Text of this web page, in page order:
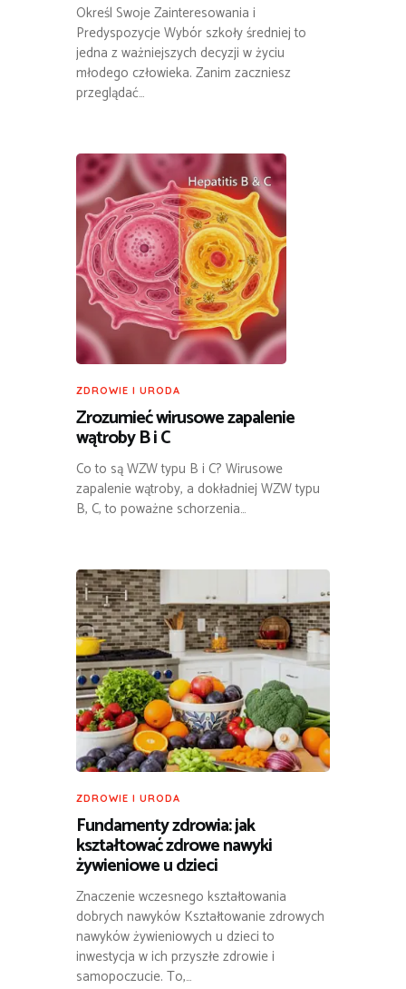
Określ Swoje Zainteresowania i
Predyspozycje Wybór szkoły średniej to
jedna z ważniejszych decyzji w życiu
młodego człowieka. Zanim zaczniesz
przeglądać…
ZDROWIE I URODA
Zrozumieć wirusowe zapalenie
wątroby B i C
Co to są WZW typu B i C? Wirusowe
zapalenie wątroby, a dokładniej WZW typu
B, C, to poważne schorzenia…
ZDROWIE I URODA
Fundamenty zdrowia: jak
kształtować zdrowe nawyki
żywieniowe u dzieci
Znaczenie wczesnego kształtowania
dobrych nawyków Kształtowanie zdrowych
nawyków żywieniowych u dzieci to
inwestycja w ich przyszłe zdrowie i
samopoczucie. To,…